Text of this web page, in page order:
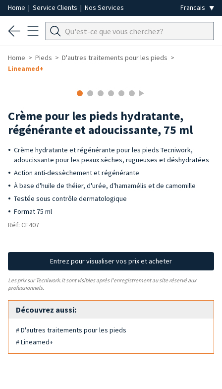
Home | Service Clients | Nos Services
Home Pieds
D'autres traitements pour les pieds
Lineamed+
Crème pour les pieds hydratante,
régénérante et adoucissante, 75 ml
Crème hydratante et régénérante pour les pieds Tecniwork,
adoucissante pour les peaux sèches, rugueuses et déshydratées
Action anti-dessèchement et régénérante
À base d'huile de théier, d'urée, d'hamamélis et de camomille
Testée sous contrôle dermatologique
Format 75 ml
Réf: CE407
Entrez pour visualiser vos prix et acheter
Les prix sur Tecniwork.it sont visibles après l'enregistrement au site réservé aux
professionnels.
Découvrez aussi:
# D'autres traitements pour les pieds
# Lineamed+